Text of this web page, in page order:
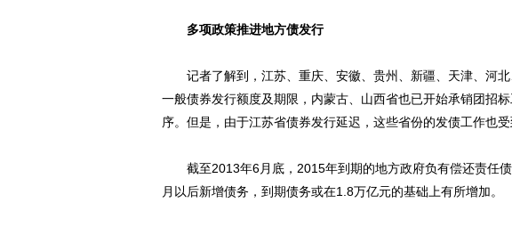
多项政策推进地方债发行
记者了解到，江苏、重庆、安徽、贵州、新疆、天津、河北
一般债券发行额度及期限，内蒙古、山西省也已开始承销团招
序。但是，由于江苏省债券发行延迟，这些省份的发债工作也受
截至2013年6月底，2015年到期的地方政府负有偿还责任
月以后新增债务，到期债务或在1.8万亿元的基础上有所增加。